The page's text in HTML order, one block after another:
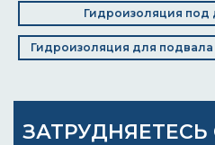
Гидроизоляция
Гидроизоляция для подвала